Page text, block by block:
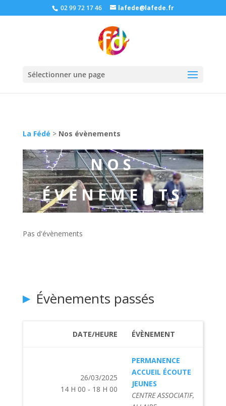
02 99 72 17 46 lafede@lafede.fr
Sélectionner une page
La Fédé > Nos évènements
NOS
ÉVÈNEMENTS
Pas d'évènements
Évènements passés
DATE/HEURE ÉVÈNEMENT
26/03/2025
14 H 00 - 18 H 00
PERMANENCE
ACCUEIL ÉCOUTE
JEUNES
CENTRE ASSOCIATIF,